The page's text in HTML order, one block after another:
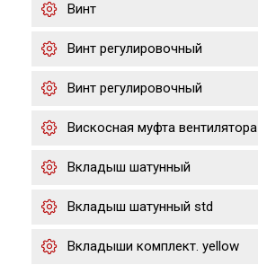
Винт
Винт регулировочный
Винт регулировочный
Вискосная муфта вентилятора
Вкладыш шатунный
Вкладыш шатунный std
Вкладыши комплект. yellow